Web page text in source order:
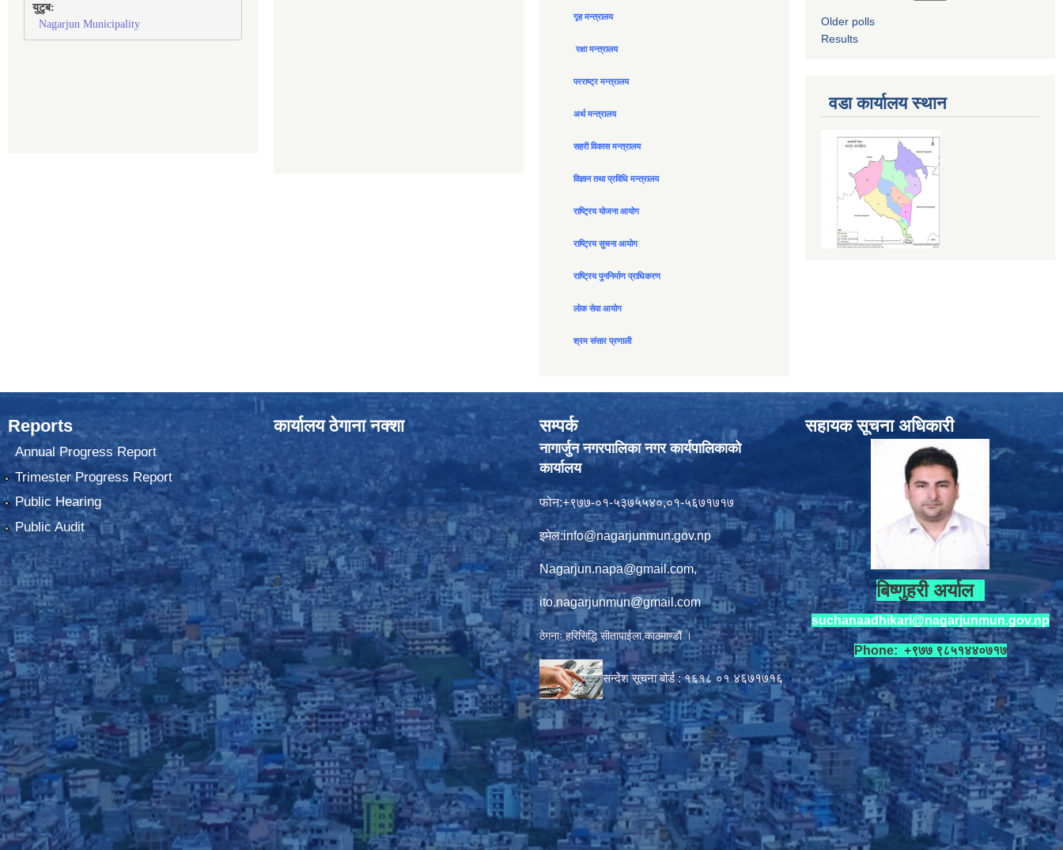
युटुब:
Nagarjun Municipality
गृह मन्त्रालय
रक्षा मन्त्रालय
परराष्ट्र मन्त्रालय
अर्थ मन्त्रालय
सहरी विकास मन्त्रालय
विज्ञान तथा प्रविधि मन्त्रालय
राष्ट्रिय योजना आयोग
राष्ट्रिय सुचना आयोग
राष्ट्रिय पुननिर्माण प्राधिकरण
लोक सेवा आयोग
श्रम संसार प्रणाली
Older polls
Results
वडा कार्यालय स्थान
Reports
Annual Progress Report
Trimester Progress Report
Public Hearing
Public Audit
कार्यालय ठेगाना नक्शा
2
सम्पर्क
नागार्जुन नगरपालिका नगर कार्यपालिकाको
कार्यालय
फोन:+९७७-०१-५३७५५४०,०१-५६७१७१७
इमेल:info@nagarjunmun.gov.np
Nagarjun.napa@gmail.com,
ito.nagarjunmun@gmail.com
ठेगनाः हरिसिद्धि सीतापाईला,काठमाण्डौं ।
सन्देश सूचना बोर्ड : १६१८ ०१४६७१७१६
सहायक सूचना अधिकारी
बिष्णुहरी अर्याल
suchanaadhikari@nagarjunmun.gov.np
Phone: +९७७ ९८५१४४०७१७